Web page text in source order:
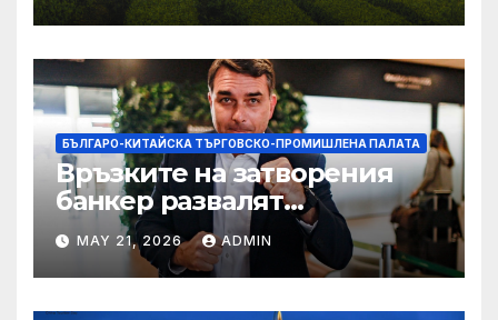
БЪЛГАРО-КИТАЙСКА ТЪРГОВСКО-ПРОМИШЛЕНА ПАЛАТА
Връзките на затворения
банкер развалят
надеждите на Флавио
Болсонаро за президент на
Бразилия
MAY 21, 2026 ADMIN